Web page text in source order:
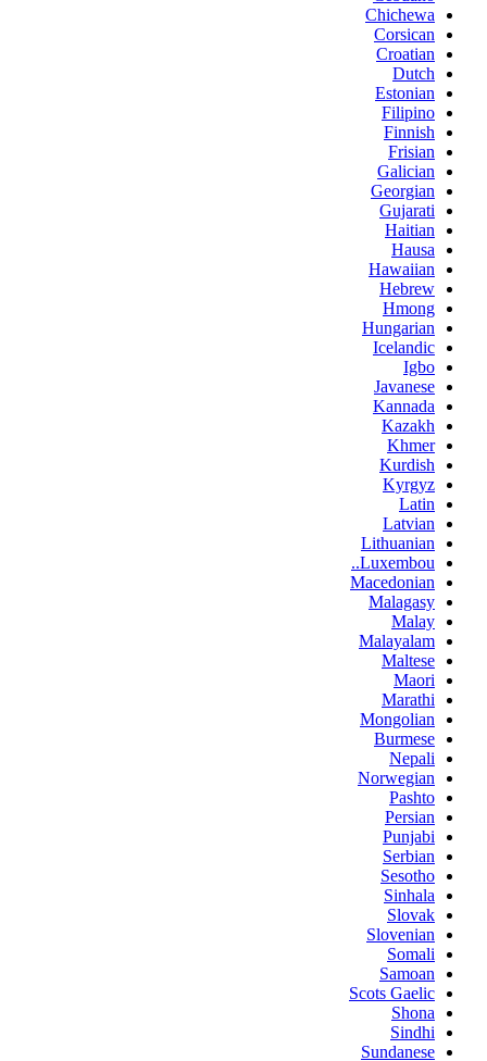
Chichewa
Corsican
Croatian
Dutch
Estonian
Filipino
Finnish
Frisian
Galician
Georgian
Gujarati
Haitian
Hausa
Hawaiian
Hebrew
Hmong
Hungarian
Icelandic
Igbo
Javanese
Kannada
Kazakh
Khmer
Kurdish
Kyrgyz
Latin
Latvian
Lithuanian
Luxembou..
Macedonian
Malagasy
Malay
Malayalam
Maltese
Maori
Marathi
Mongolian
Burmese
Nepali
Norwegian
Pashto
Persian
Punjabi
Serbian
Sesotho
Sinhala
Slovak
Slovenian
Somali
Samoan
Scots Gaelic
Shona
Sindhi
Sundanese